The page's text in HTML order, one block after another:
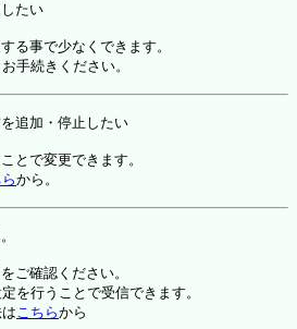
たい
る事で少なくできます。
手続きください。
追加・停止したい
とで変更できます。
から。
ご確認ください。
を行うことで受信できます。
こちらから